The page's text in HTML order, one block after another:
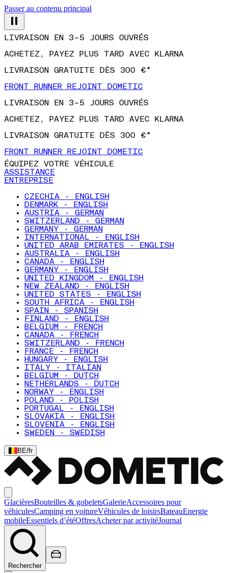
Passer au contenu principal
ACHETEZ, PAYEZ PLUS TARD AVEC KLARNA
LIVRAISON GRATUITE DÈS 300 €*
FRONT RUNNER REJOINT DOMETIC
LIVRAISON EN 3–5 JOURS OUVRÉS
ACHETEZ, PAYEZ PLUS TARD AVEC KLARNA
LIVRAISON GRATUITE DÈS 300 €*
FRONT RUNNER REJOINT DOMETIC
ÉQUIPEZ VOTRE VÉHICULE
ASSISTANCE
ENTREPRISE
CZECHIA - ENGLISH
DENMARK - ENGLISH
AUSTRIA - GERMAN
SWITZERLAND - GERMAN
GERMANY - GERMAN
INTERNATIONAL - ENGLISH
UNITED ARAB EMIRATES - ENGLISH
AUSTRALIA - ENGLISH
CANADA - ENGLISH
GERMANY - ENGLISH
UNITED KINGDOM - ENGLISH
NEW ZEALAND - ENGLISH
UNITED STATES - ENGLISH
SOUTH AFRICA - ENGLISH
SPAIN - SPANISH
FINLAND - ENGLISH
BELGIUM - FRENCH
CANADA - FRENCH
SWITZERLAND - FRENCH
FRANCE - FRENCH
HUNGARY - ENGLISH
ITALY - ITALIAN
BELGIUM - DUTCH
NETHERLANDS - DUTCH
NORWAY - ENGLISH
POLAND - POLISH
PORTUGAL - ENGLISH
SLOVAKIA - ENGLISH
SLOVENIA - ENGLISH
SWEDEN - SWEDISH
BE/fr
GlacièresBouteilles & gobeletsGalerieAccessoires pour
véhiculesCamping en voitureVéhicules de loisirsBateauEnergie
mobileEssentiels d’étéOffresAcheter par activitéJournal
Rechercher